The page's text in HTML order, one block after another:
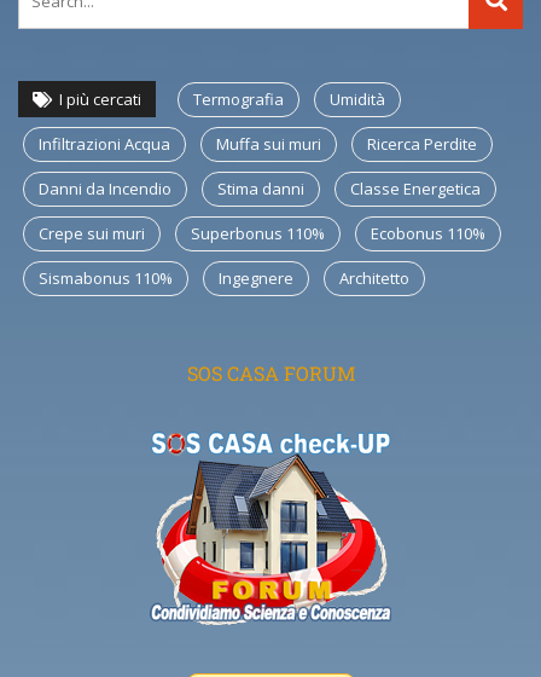
I più cercati Termografia Umidità
Infiltrazioni Acqua Muffa sui muri Ricerca Perdite
Danni da Incendio Stima danni Classe Energetica
Crepe sui muri Superbonus 110% Ecobonus 110%
Sismabonus 110% Ingegnere Architetto
SOS CASA FORUM